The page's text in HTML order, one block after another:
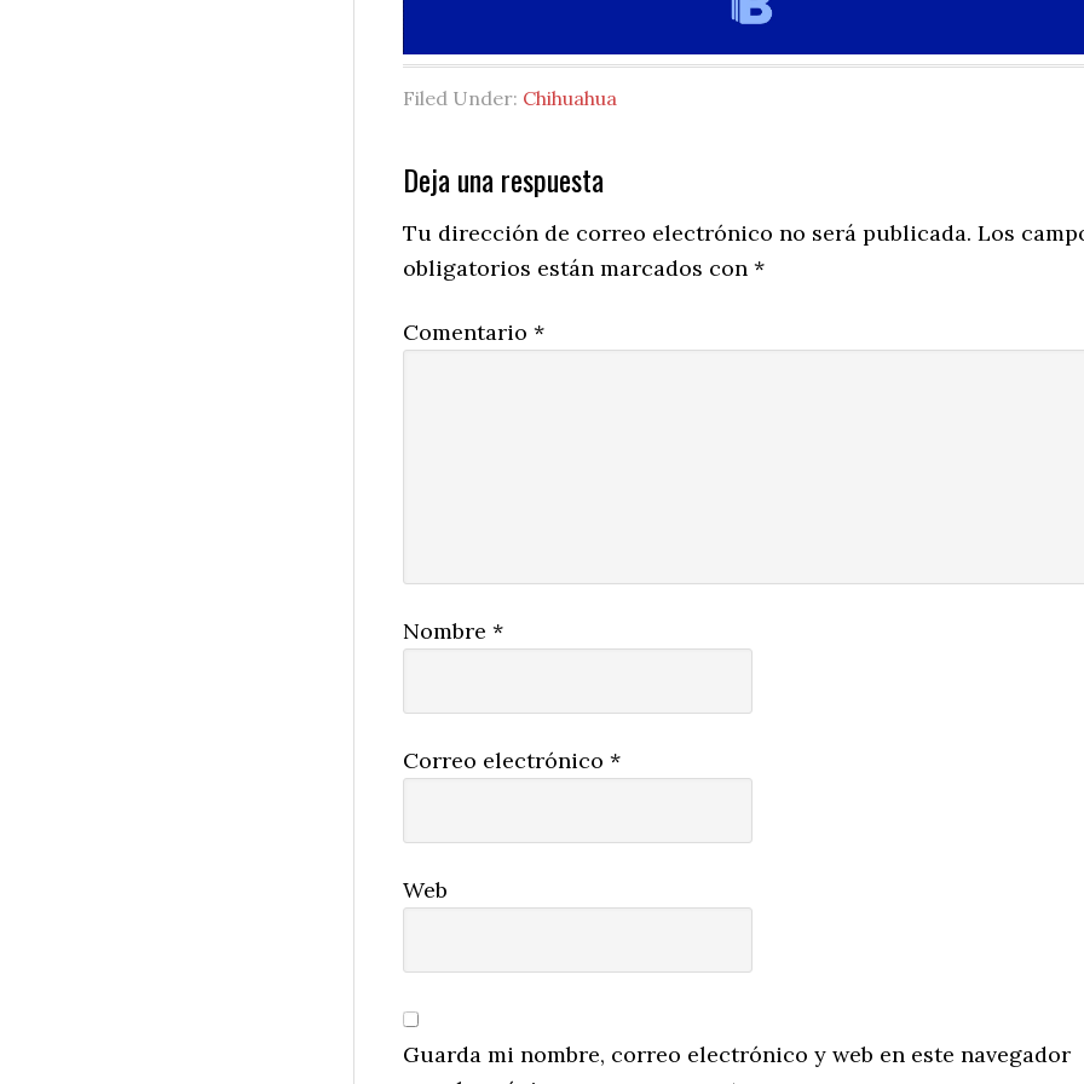
Filed Under: Chihuahua
Reader
Interactions
Deja una respuesta
Tu dirección de correo electrónico no será publicada. Los
obligatorios están marcados con *
Comentario *
Nombre *
Correo electrónico *
Web
Guarda mi nombre, correo electrónico y web en este navegador